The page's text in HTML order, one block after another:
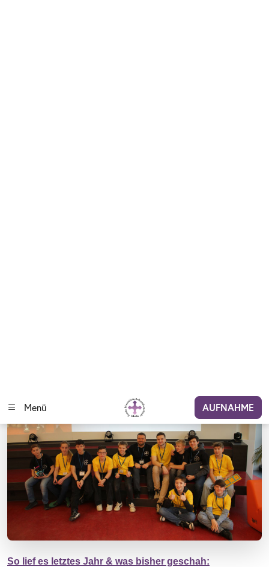
So lief es letztes Jahr & was bisher geschah: